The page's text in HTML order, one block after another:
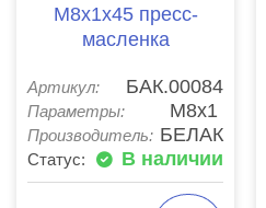
М8х1х45 пресс-
масленка
Артикул: БАК.00084
Параметры: М8х1
Производитель: БЕЛАК
Статус: В наличии